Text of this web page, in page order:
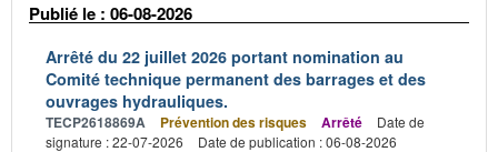
Publié le : 06-08-2026
Arrêté du 22 juillet 2026 portant nomination au
Comité technique permanent des barrages et des
ouvrages hydrauliques.
TECP2618869A Prévention des risques Arrêté
Date de
signature : 22-07-2026
Date de publication : 06-08-2026